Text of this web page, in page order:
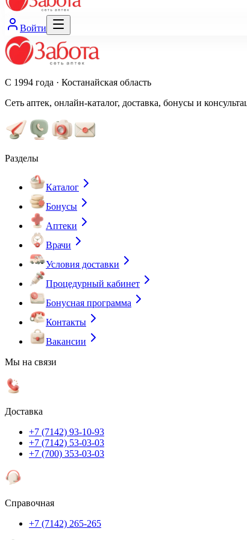
Войти
С 1994 года · Костанайская область
Сеть аптек, онлайн-каталог, доставка, бонусы и
Разделы
Каталог
Бонусы
Аптеки
Врачи
Условия доставки
Процедурный кабинет
Бонусная программа
Контакты
Вакансии
Мы на связи
Доставка
+7 (7142) 93-10-93
+7 (7142) 53-03-03
+7 (700) 353-03-03
Справочная
+7 (7142) 265-265